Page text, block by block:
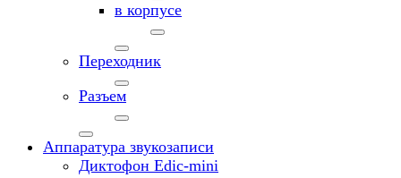
в корпусе
Переходник
Разъем
Аппаратура звукозаписи
Диктофон Edic-mini